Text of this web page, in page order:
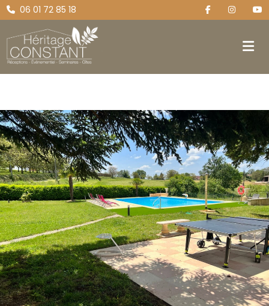
06 01 72 85 18